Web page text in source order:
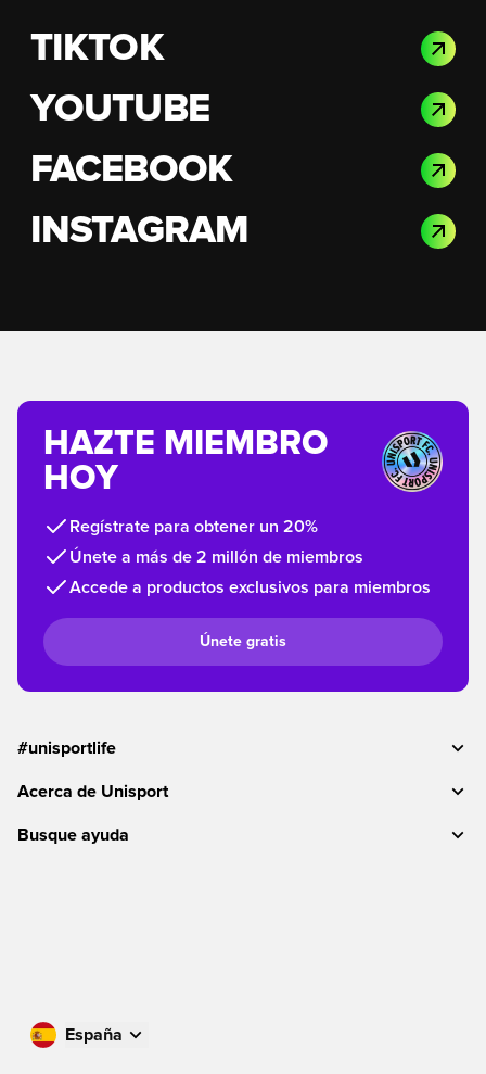
TIKTOK
YOUTUBE
FACEBOOK
INSTAGRAM
HAZTE MIEMBRO
HOY
Regístrate para obtener un 20%
Únete a más de 2 millón de miembros
Accede a productos exclusivos para miembros
Únete gratis
#unisportlife
Acerca de Unisport
Busque ayuda
España